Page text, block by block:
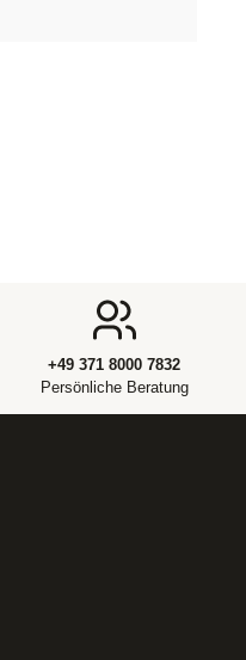
+49 371 8000 7832
Persönliche Beratung